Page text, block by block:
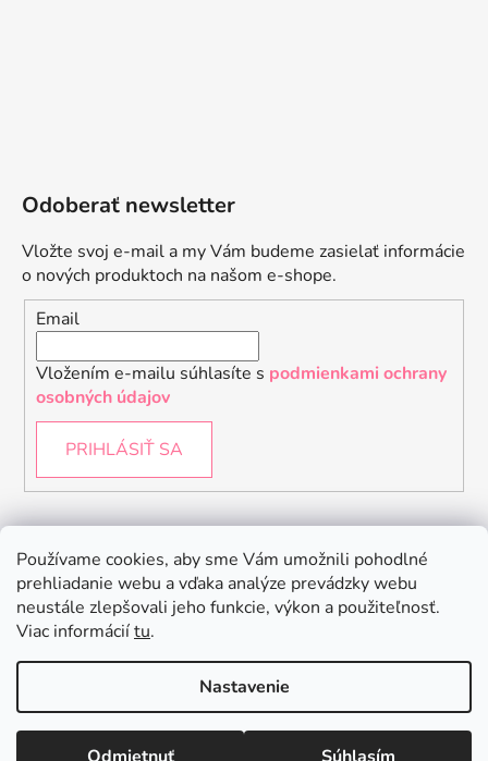
Používame cookies, aby sme Vám umožnili pohodlné
prehliadanie webu a vďaka analýze prevádzky webu
neustále zlepšovali jeho funkcie, výkon a použiteľnosť.
Viac informáciítu.
Nastavenie
Odoberať newsletter
Vložte svoj e-mail a my Vám budeme zasielať informácie
o nových produktoch na našom e-shope.
Email
Vložením e-mailu súhlasíte s podmienkami ochrany
osobných údajov
PRIHLÁSIŤ SA
Instagram